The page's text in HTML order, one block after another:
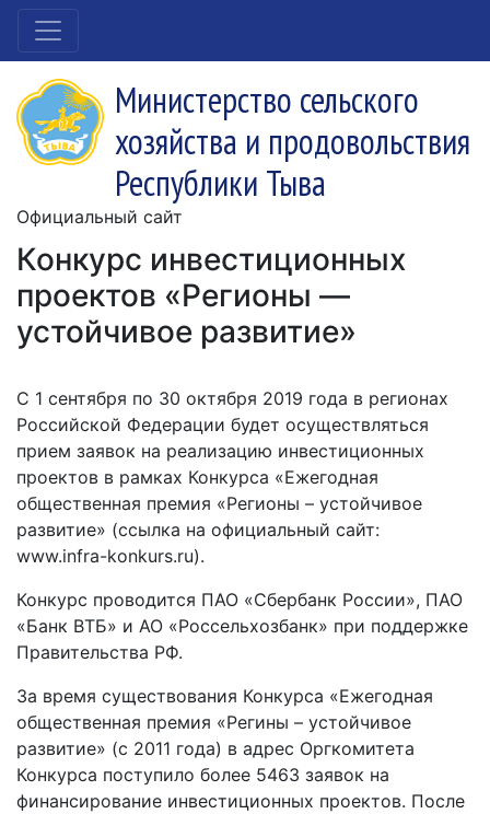
Министерство сельского
хозяйства и продовольствия
Республики Тыва
Официальный сайт
Конкурс инвестиционных
проектов «Регионы —
устойчивое развитие»
С 1 сентября по 30 октября 2019 года в регионах
Российской Федерации будет осуществляться
прием заявок на реализацию инвестиционных
проектов в рамках Конкурса «Ежегодная
общественная премия «Регионы – устойчивое
развитие» (ссылка на официальный сайт:
www.infra-konkurs.ru).
Конкурс проводится ПАО «Сбербанк России», ПАО
«Банк ВТБ» и АО «Россельхозбанк» при поддержке
Правительства РФ.
За время существования Конкурса «Ежегодная
общественная премия «Регины – устойчивое
развитие» (с 2011 года) в адрес Оргкомитета
Конкурса поступило более 5463 заявок на
финансирование инвестиционных проектов. После